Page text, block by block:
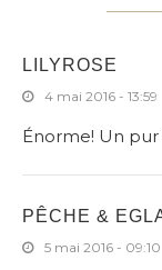
LILYROSE
4 mai 2016 - 13:59
Énorme! Un
PÊCHE &
5 mai 2016 - 09:10